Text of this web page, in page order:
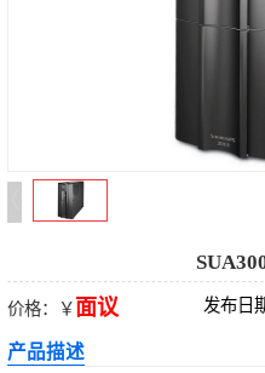
价格：￥面议 发布日
产品描述
施耐德UPS电源
松下蓄电池